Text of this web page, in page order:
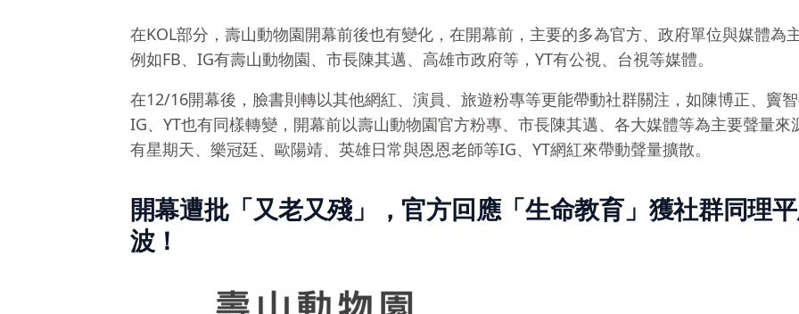
在KOL部分，壽山動物園開幕前後也有變化，在開幕前，主要的多為官方、政府單位與媒體為
例如FB、IG有壽山動物園、市長陳其邁、高雄市政府等，YT有公視、台視等媒體。
在12/16開幕後，臉書則轉以其他網紅、演員、旅遊粉專等更能帶動社群關注，如陳博正、竇
IG、YT也有同樣轉變，開幕前以壽山動物園官方粉專、市長陳其邁、各大媒體等為主要聲量來
有星期天、樂冠廷、歐陽靖、英雄日常與恩恩老師等IG、YT網紅來帶動聲量擴散。
開幕遭批「又老又殘」，官方回應「生命教育」獲社群同理
波！